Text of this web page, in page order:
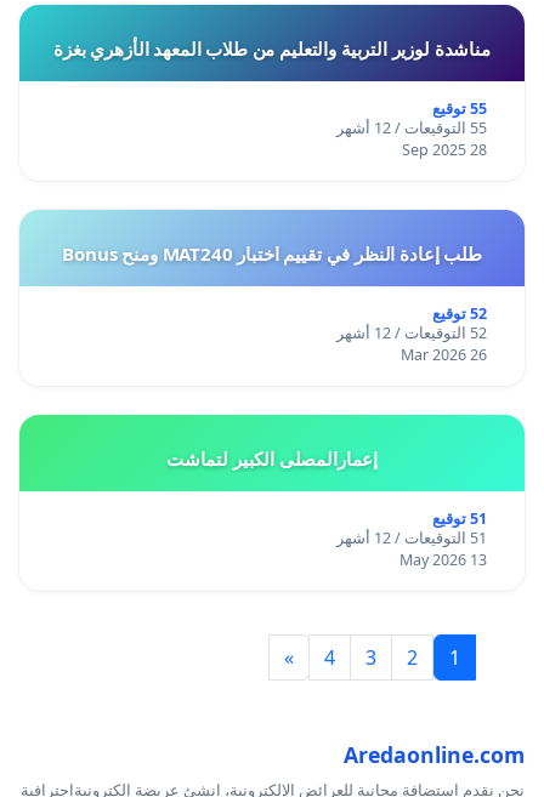
مناشدة لوزير التربية والتعليم من طلاب المعهد الأزهري بغزة
55 توقيع
55 التوقيعات / 12 أشهر
28 Sep 2025
طلب إعادة النظر في تقييم اختبار MAT240 ومنح Bonus
52 توقيع
52 التوقيعات / 12 أشهر
26 Mar 2026
إعمارالمصلى الكبير لتماشت
51 توقيع
51 التوقيعات / 12 أشهر
13 May 2026
1
2
3
4
»
Aredaonline.com
نحن نقدم استضافة مجانية للعرائض الإلكترونية، انشئ عريضة إلكترونيةاحترافية